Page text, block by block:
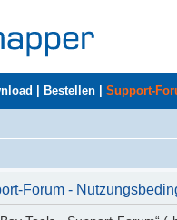
Bestellen Support-
Forum -